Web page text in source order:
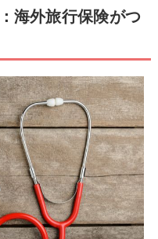
海外旅行保険がつ